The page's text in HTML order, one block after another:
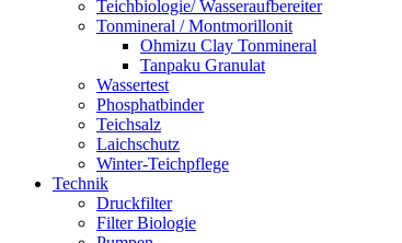
Teichbiologie/ Wasseraufbereiter
Tonmineral / Montmorillonit
Ohmizu Clay Tonmineral
Tanpaku Granulat
Wassertest
Phosphatbinder
Teichsalz
Laichschutz
Winter-Teichpflege
Technik
Druckfilter
Filter Biologie